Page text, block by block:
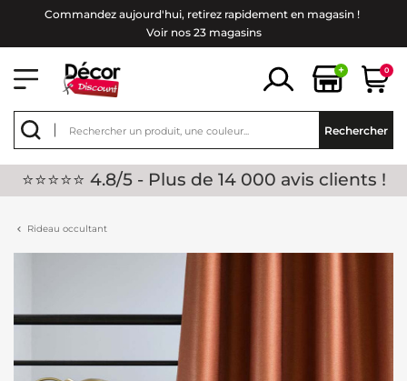
Commandez aujourd'hui, retirez rapidement en magasin !
Voir nos 23 magasins
+ 0
Rechercher
⭐⭐⭐⭐⭐ 4.8/5 - Plus de 14 000 avis clients !
Rideau occultant